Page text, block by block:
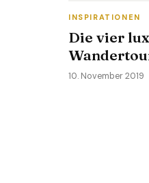
INSPIRATIONEN
Die vier
10. November 2019